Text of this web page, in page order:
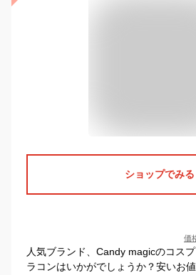
ショップでみる
価
人気ブランド、Candy magicのコス
ラコンはいかがでしょうか？安いお